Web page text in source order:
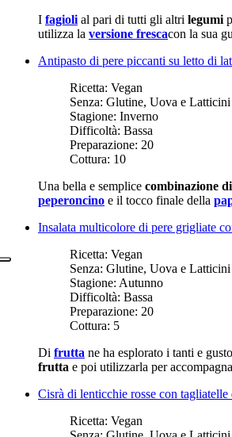
I fagioli al pari di tutti gli altri legumi
utilizza la versione frescacon la sua
Antipasto di pere piccanti su letto di
Ricetta: Vegan
Senza: Glutine, Uova e Latticini
Stagione: Inverno
Difficoltà: Bassa
Preparazione: 20
Cottura: 10
Una bella e semplice combinazione
peperoncino e il tocco finale della
Insalata multicolore di pere grigliate
Ricetta: Vegan
Senza: Glutine, Uova e Latticini
Stagione: Autunno
Difficoltà: Bassa
Preparazione: 20
Cottura: 5
Di frutta ne ha esplorato i tanti e
frutta e poi utilizzarla per
Cisrà di lenticchie rosse con
Ricetta: Vegan